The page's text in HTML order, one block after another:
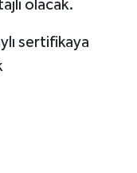
olacak.
sertifikaya